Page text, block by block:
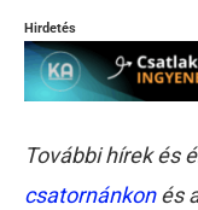
Hirdetés
További hírek és
csatornánkonés